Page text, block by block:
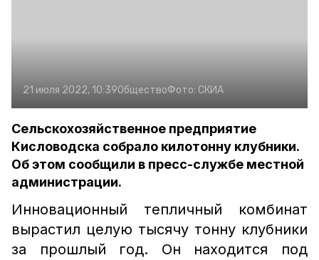
21 июля 2022, 10:39ОбществоФото: СКИА
Сельскохозяйственное предприятие
Кисловодска собрало килотонну клубники.
Об этом сообщили в пресс-службе местной
администрации.
Инновационный тепличный комбинат
вырастил целую тысячу тонну клубники
за прошлый год. Он находится под